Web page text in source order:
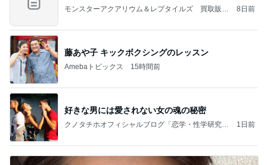
モンスターアクアリウム＆レプタイルズ 買取販売
8日前
藤あや子 キックボクシングのレッスン
Amebaトピックス 15時間前
好きな男には愛されない女の魂の秘密
クノタチホオフィシャルブログ「恋学・性学研究
1日前